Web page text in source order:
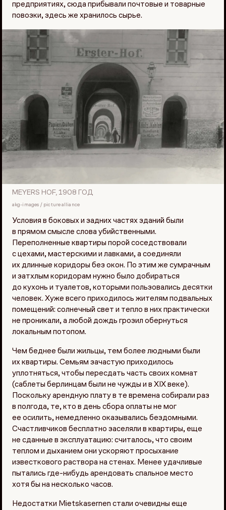
предприятиях, сюда прибывали почтовые и товарные
повозки, здесь же хранилось сырье.
MEYERS HOF, 1908 ГОД
akg-images / picture alliance
Условия в боковых и задних частях зданий были
в прямом смысле слова убийственными.
Переполненные квартиры порой соседствовали
с цехами, мастерскими и лавками, а соединяли
их длинные коридоры без окон. По этим же сумрачным
и затхлым коридорам нужно было добираться
до кухонь и туалетов, которыми пользовались десятки
человек. Хуже всего приходилось жителям подвальных
помещений: солнечный свет и тепло в них практически
не проникали, а любой дождь грозил обернуться
локальным потопом.
Чем беднее были жильцы, тем более людными были
их квартиры. Семьям зачастую приходилось
уплотняться, чтобы пересдать часть своих комнат
(саблеты берлинцам были не чужды и в XIX веке).
Поскольку арендную плату в те времена собирали раз
в полгода, те, кто в день сбора оплаты не мог
ее осилить, немедленно оказывались бездомными.
Счастливчиков бесплатно заселяли в квартиры, еще
не сданные в эксплуатацию: считалось, что своим
теплом и дыханием они ускоряют просыхание
известкового раствора на стенах. Менее удачливые
пытались где-нибудь арендовать спальное место
хотя бы на несколько часов.
Недостатки Mietskasernen стали очевидны еще